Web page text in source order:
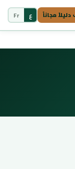
مجاناً ع Fr